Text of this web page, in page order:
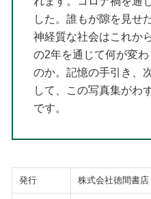
した。誰もが隙を見せ
神経質な社会はこれか
の2年を通じて何が変
のか。記憶の手引き、
して、この写真集がわ
です。
発行 株式会社徳間書店